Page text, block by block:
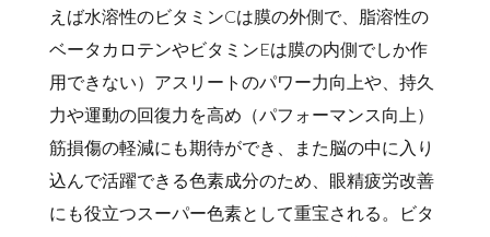
えば水溶性のビタミンCは膜の外側で、脂溶性の
ベータカロテンやビタミンEは膜の内側でしか作
用できない）アスリートのパワー力向上や、持久
力や運動の回復力を高め（パフォーマンス向上）
筋損傷の軽減にも期待ができ、また脳の中に入り
込んで活躍できる色素成分のため、眼精疲労改善
にも役立つスーパー色素として重宝される。ビタ